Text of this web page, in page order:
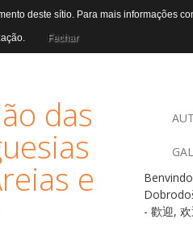
deste sítio. Para mais informações
Fechar